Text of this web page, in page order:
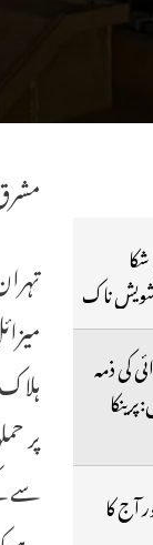
سے
ناک
کی ذمہ
آج کا